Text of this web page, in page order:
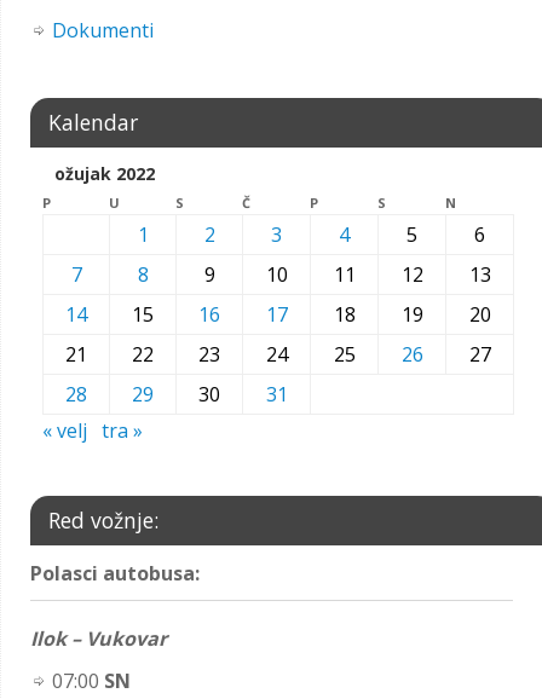
Dokumenti
Kalendar
ožujak 2022
P U S Č P S N
1 2 3 4 5
6
7
8 9 10 11 12
13
14
15 16 17 18 19
20
21
22 23 24 25 26
27
28
29 30
31
« velj tra »
Red vožnje:
Polasci autobusa:
Ilok – Vukovar
07:00 SN